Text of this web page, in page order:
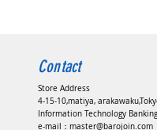
Contact
Store Address
4-15-10,matiya,
Information Technology Banking
e-mail： master@barojoin.com